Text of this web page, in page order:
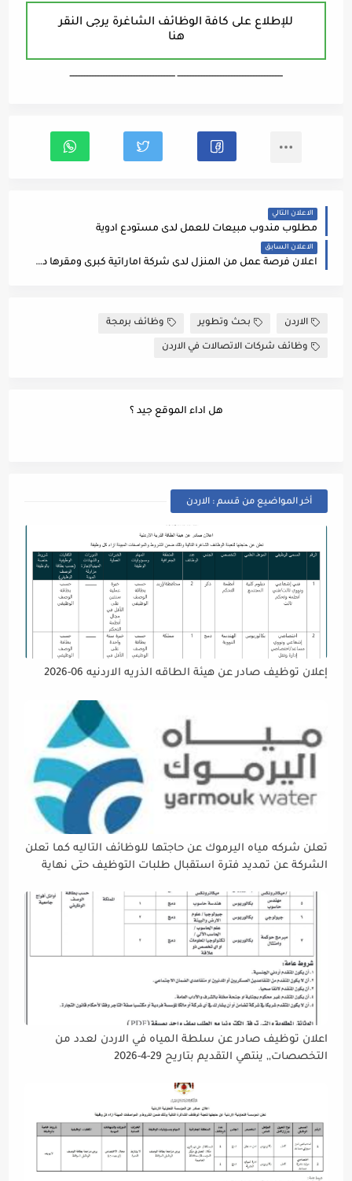
للإطلاع على كافة الوظائف الشاغرة يرجى النقر
هنا
ـــــــــــــــــــــــــــــــــــــــــــــــــــــــــــــــــــ ـــــــــــــــــــــــــــــــــــــــــــــــــــــــــــــــــــ
الاعلان التالي
مطلوب مندوب مبيعات للعمل لدى مستودع ادوية
الاعلان السابق
اعلان فرصة عمل من المنزل لدى شركة اماراتية كبرى ومقرها دبي ( الشواغر ليست مرتبطة ببلد محدد )
الاردن بحث وتطوير وظائف برمجة
وظائف شركات الاتصالات في الاردن
هل اداء الموقع جيد ؟
أخر المواضيع من قسم : الاردن
إعلان توظيف صادر عن هيئة الطاقه الذريه الاردنيه 06-2026
تعلن شركه مياه اليرموك عن حاجتها للوظائف التاليه كما تعلن
الشركة عن تمديد فترة استقبال طلبات التوظيف حتى نهاية
إتاحة الفرصة الكافية أمام الجميع لاستكمال إجراءات التقديم.
اعلان توظيف صادر عن سلطة المياه في الاردن لعدد من
التخصصات,, ينتهي التقديم بتاريح 29-4-2026